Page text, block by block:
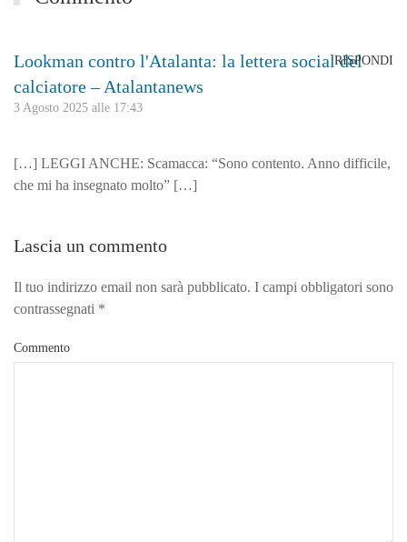
Lookman contro l'Atalanta: la lettera social del
calciatore – Atalantanews
3 Agosto 2025 alle 17:43
RISPONDI
[…] LEGGI ANCHE: Scamacca: “Sono contento. Anno difficile,
che mi ha insegnato molto” […]
Lascia un commento
Il tuo indirizzo email non sarà pubblicato. I campi obbligatori sono
contrassegnati *
Commento